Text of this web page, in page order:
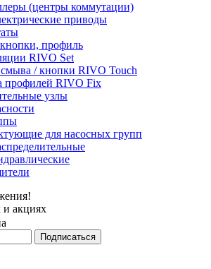
(центры коммутации)
приводы
профиль
RIVO Set
/ кнопки RIVO Touch
профилей RIVO Fix
узлы
для насосных групп
и акциях